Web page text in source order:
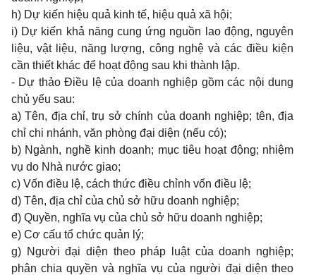
h) Dự kiến hiệu quả kinh tế, hiệu quả xã hội;
i) Dự kiến khả năng cung ứng nguồn lao động, nguyên
liệu, vật liệu, năng lượng, công nghệ và các điều kiện
cần thiết khác để hoạt động sau khi thành lập.
- Dự thảo Điều lệ của doanh nghiệp gồm các nội dung
chủ yếu sau:
a) Tên, địa chỉ, trụ sở chính của doanh nghiệp; tên, địa
chỉ chi nhánh, văn phòng đại diện (nếu có);
b) Ngành, nghề kinh doanh; mục tiêu hoạt động; nhiệm
vụ do Nhà nước giao;
c) Vốn điều lệ, cách thức điều chỉnh vốn điều lệ;
d) Tên, địa chỉ của chủ sở hữu doanh nghiệp;
đ) Quyền, nghĩa vụ của chủ sở hữu doanh nghiệp;
e) Cơ cấu tổ chức quản lý;
g) Người đại diện theo pháp luật của doanh nghiệp;
phân chia quyền và nghĩa vụ của người đại diện theo